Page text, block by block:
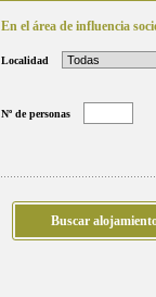
En el área de influencia
Localidad
Nº de personas